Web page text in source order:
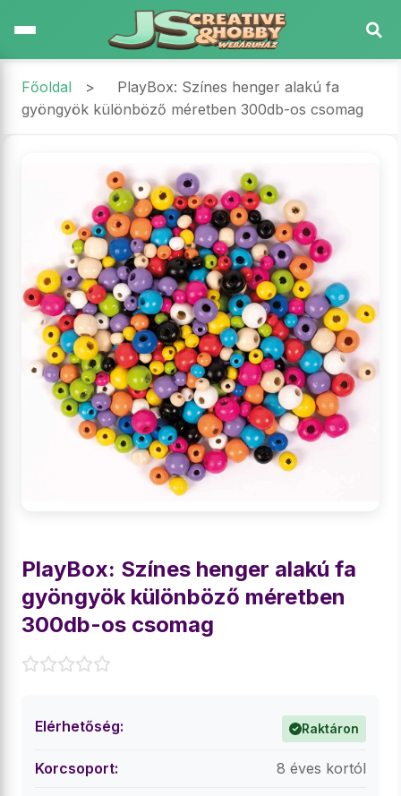
Főoldal >
PlayBox: Színes henger alakú fa
gyöngyök különböző méretben 300db-os csomag
PlayBox: Színes henger alakú fa
gyöngyök különböző méretben
300db-os csomag
Elérhetőség: Raktáron
Korcsoport: 8 éves kortól